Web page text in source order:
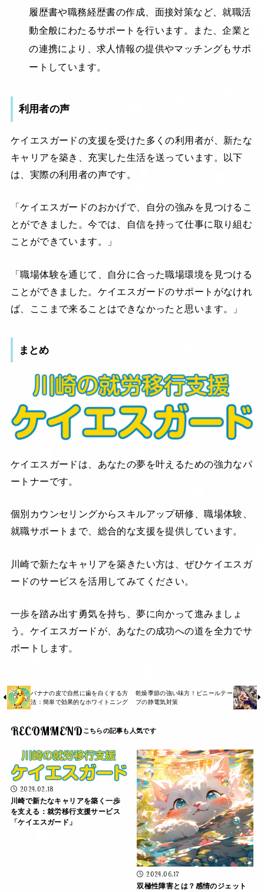
履歴書や職務経歴書の作成、面接対策など、就職活
動全般にわたるサポートを行います。また、企業と
の連携により、求人情報の提供やマッチングもサポ
ートしています。
利用者の声
ケイエスガードの支援を受けた多くの利用者が、新たな
キャリアを築き、充実した生活を送っています。以下
は、実際の利用者の声です。
「ケイエスガードのおかげで、自分の強みを見つけるこ
とができました。今では、自信を持って仕事に取り組む
ことができています。」
「職場体験を通じて、自分に合った職場環境を見つける
ことができました。ケイエスガードのサポートがなけれ
ば、ここまで来ることはできなかったと思います。」
まとめ
ケイエスガードは、あなたの夢を叶えるための強力なパ
ートナーです。
個別カウンセリングからスキルアップ研修、職場体験、
就職サポートまで、総合的な支援を提供しています。
川崎で新たなキャリアを築きたい方は、ぜひケイエスガ
ードのサービスを活用してみてください。
一歩を踏み出す勇気を持ち、夢に向かって進みましょ
う。ケイエスガードが、あなたの成功への道を全力でサ
ポートします。
バナナの皮で自然に歯を白くする方
法：簡単で効果的なホワイトニング
乾燥季節の強い味方！ビニールテー
プの静電気対策
RECOMMEND
2024.02.18
川崎で新たなキャリアを築く一歩
を支える：就労移行支援サービス
「ケイエスガード」
2024.06.17
双極性障害とは？感情のジェット